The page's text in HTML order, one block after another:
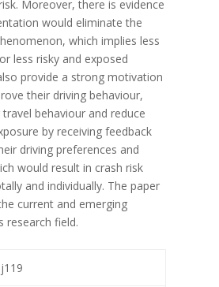
Moreover, there is evidence
would eliminate the
which implies less
less risky and exposed
provide a strong motivation
their driving behaviour,
behaviour and reduce
by receiving feedback
driving preferences and
would result in crash risk
and individually. The paper
current and emerging
research field.